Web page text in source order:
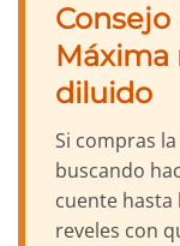
Máxima
diluido
Si compras la
buscando
cuente
reveles con